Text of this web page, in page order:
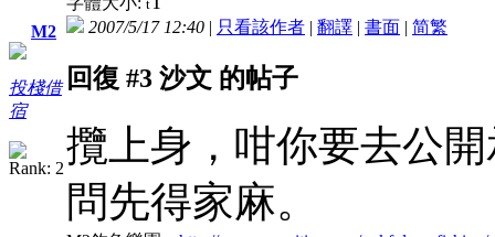
M2
投棧借
宿
t
2007/5/17 12:40 | 只看該作者 | 翻譯 | 書面 | 简繁
回復 #3 沙文 的帖子
攬上身，咁你要去公
問先得家麻。